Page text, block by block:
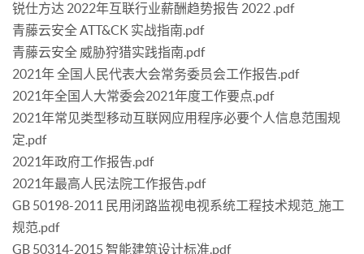
锐仕方达 2022年互联行业薪酬趋势报告 2022 .pdf
青藤云安全 ATT&CK 实战指南.pdf
青藤云安全 威胁狩猎实践指南.pdf
2021年 全国人民代表大会常务委员会工作报告.pdf
2021年全国人大常委会2021年度工作要点.pdf
2021年常见类型移动互联网应用程序必要个人信息范围规
定.pdf
2021年政府工作报告.pdf
2021年最高人民法院工作报告.pdf
GB 50198-2011 民用闭路监视电视系统工程技术规范_施工
规范.pdf
GB 50314-2015 智能建筑设计标准.pdf